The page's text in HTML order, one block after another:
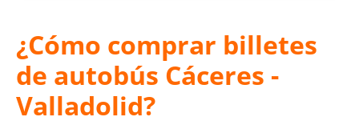
¿Cómo comprar billetes
de autobús Cáceres -
Valladolid?